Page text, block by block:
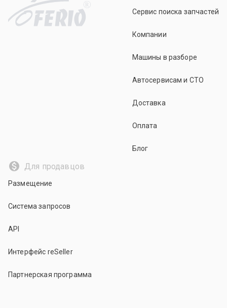
R
Сервис поиска запчастей
Компании
Машины в разборе
Автосервисам и СТО
Доставка
Оплата
Блог
Для продавцов
Размещение
Система запросов
API
Интерфейс reSeller
Партнерская программа